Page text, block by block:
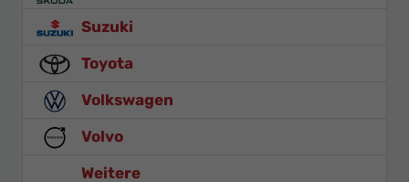
Suzuki
Toyota
Volkswagen
Volvo
Weitere